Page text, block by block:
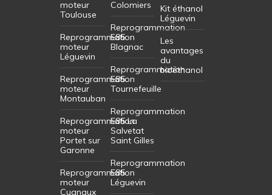
moteur
Toulouse
Reprogrammation
moteur
Léguevin
Reprogrammation
moteur
Montauban
Reprogrammation
moteur
Portet sur
Garonne
Reprogrammation
moteur
Cugnaux
Colomiers
Reprogrammation
E85
Blagnac
Reprogrammation
E85
Tournefeuille
Reprogrammation
E85 La
Salvetat
Saint Gilles
Reprogrammation
E85
Léguevin
Kit éthanol
Léguevin
Les
avantages
du
bioéthanol